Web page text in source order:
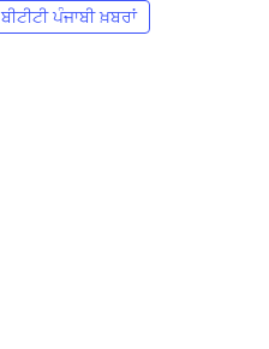
ਬੀਟੀਟੀ ਪੰਜਾਬੀ ਖ਼ਬਰਾਂ